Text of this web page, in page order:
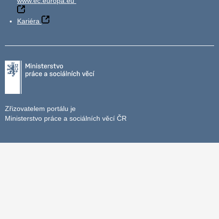
Kariéra
Zřizovatelem portálu je
Ministerstvo práce a sociálních věcí ČR